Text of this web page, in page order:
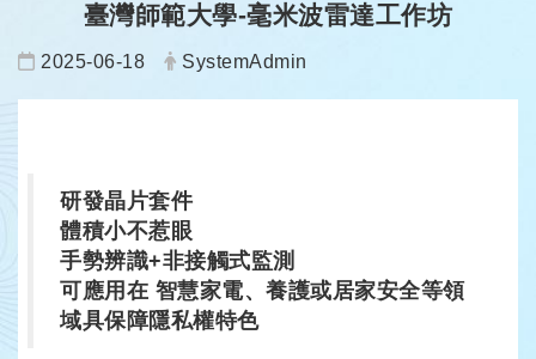
臺灣師範大學-毫米波雷達工作坊
日期：
2025-06-18 發布者：
SystemAdmin
研發晶片套件
體積小不惹眼
手勢辨識+非接觸式監測
可應用在 智慧家電、養護或居家安全等領
域具保障隱私權特色